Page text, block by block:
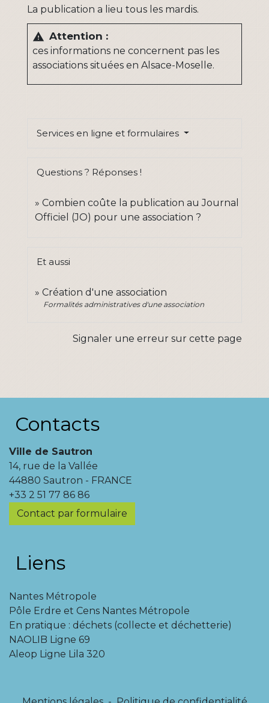
La publication a lieu tous les mardis.
warning Attention :
ces informations ne concernent pas les
associations situées en Alsace-Moselle.
Services en ligne et formulaires
Questions ? Réponses !
Combien coûte la publication au Journal
Officiel (JO) pour une association ?
Et aussi
Création d'une association
Formalités administratives d'une association
Signaler une erreur sur cette page
Contacts
Ville de Sautron
14, rue de la Vallée
44880 Sautron - FRANCE
+33 2 51 77 86 86
Contact par formulaire
Liens
Nantes Métropole
Pôle Erdre et Cens Nantes Métropole
En pratique : déchets (collecte et déchetterie)
NAOLIB Ligne 69
Aleop Ligne Lila 320